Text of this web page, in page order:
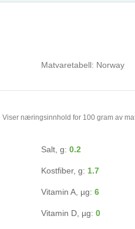
Matvaretabell: Norway
Viser næringsinnhold for 100 gram av
Salt, g: 0.2
Kostfiber, g: 1.7
Vitamin A, µg: 6
Vitamin D, µg: 0